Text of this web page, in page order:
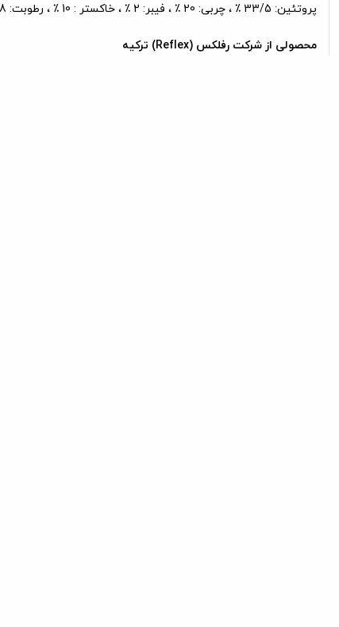
پروتئین: 33/5 ٪ ، چربی: 20 ٪ ، فیبر: 2 ٪ ، خاکستر : 10 ٪ ، رطوبت: 28 ٪ .
محصولی از شرکت رفلکس (Reflex) ترکیه